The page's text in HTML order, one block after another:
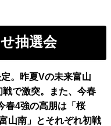
抽選会
。昨夏Vの未来富山
で激突。また、今春
春4強の高朋は「桜
山南」とそれぞれ初戦